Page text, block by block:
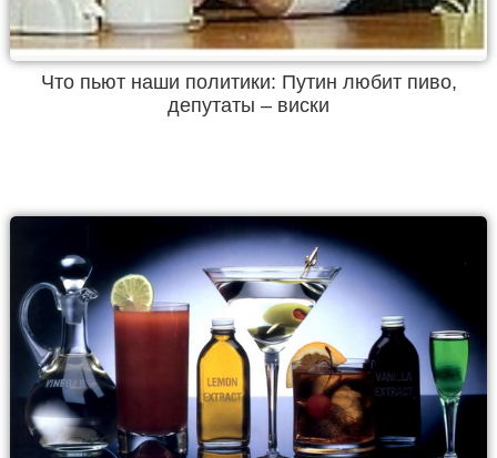
Что пьют наши политики: Путин любит пиво,
депутаты – виски